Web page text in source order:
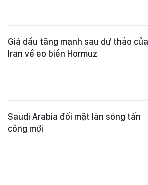
Giá dầu tăng mạnh sau dự thảo của
Iran về eo biển Hormuz
Saudi Arabia đối mặt làn sóng tấn
công mới